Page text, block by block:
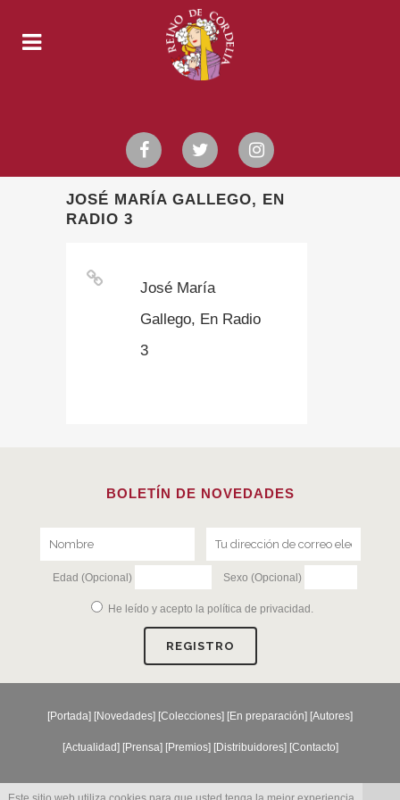
JOSÉ MARÍA GALLEGO, EN
RADIO 3
José María
Gallego, En Radio
3
BOLETÍN DE NOVEDADES
Edad (Opcional) Sexo (Opcional)
He leído y acepto la política de privacidad .
[Portada] [Novedades] [Colecciones] [En preparación] [Autores]
[Actualidad] [Prensa] [Premios] [Distribuidores] [Contacto]